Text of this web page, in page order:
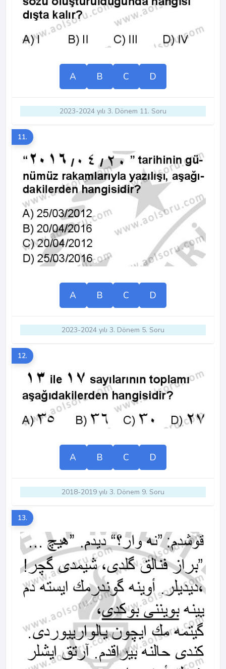
A B C D
2023-2024 yılı 3. Dönem 11. Soru
11.
A B C D
2023-2024 yılı 3. Dönem 5. Soru
12.
A B C D
2018-2019 yılı 3. Dönem 9. Soru
13.